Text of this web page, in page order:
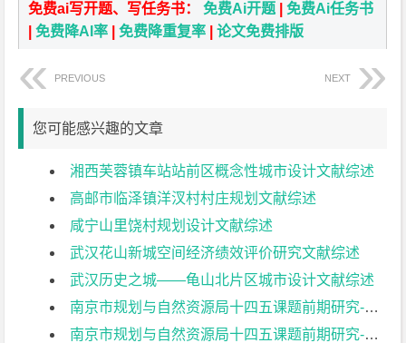
免费ai写开题、写任务书：免费Ai开题 |免费Ai任务书
|免费降AI率 |免费降重复率 |论文免费排版
PREVIOUS NEXT
您可能感兴趣的文章
湘西芙蓉镇车站站前区概念性城市设计文献综述
高邮市临泽镇洋汊村村庄规划文献综述
咸宁山里饶村规划设计文献综述
武汉花山新城空间经济绩效评价研究文献综述
武汉历史之城——龟山北片区城市设计文献综述
南京市规划与自然资源局十四五课题前期研究-2文献综述
南京市规划与自然资源局十四五课题前期研究-1文献综述